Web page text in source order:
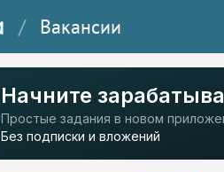
/ Вакансии
Начните
Простые задания в новом
Без подписки и вложений